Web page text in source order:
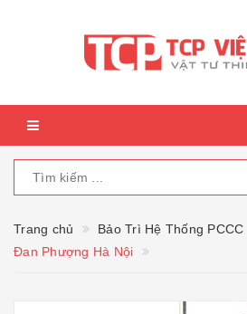
Trang chủ Bảo Trì Hệ Thống PCCC
Đan Phượng Hà Nội